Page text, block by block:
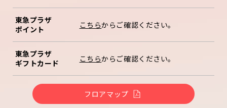
東急プラザ
ポイント
こちらからご確認ください。
東急プラザ
ギフトカード
こちらからご確認ください。
フロアマップ